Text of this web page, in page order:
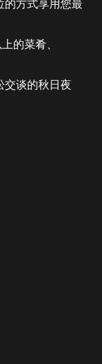
的方式享用您最
的菜肴、
交谈的秋日夜